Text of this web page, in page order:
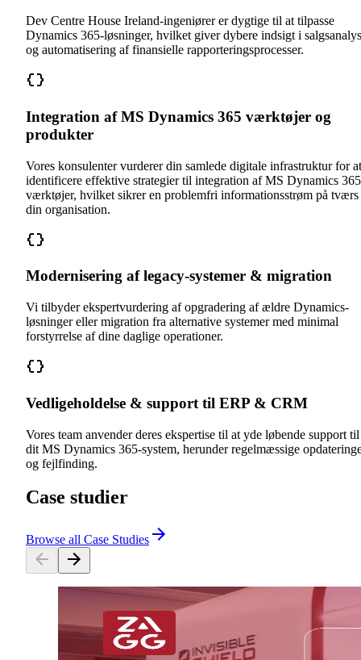
Dev Centre House Ireland-ingeniører er dygtige til at tilpasse
Dynamics 365-løsninger, hvilket giver dybere indsigt i
og automatisering af finansielle rapporteringsprocesser.
Integration af MS Dynamics 365 værktøjer og
produkter
Vores konsulenter vurderer din samlede digitale infrastruktur for at
identificere effektive strategier til integration af MS Dynamics
værktøjer, hvilket sikrer en problemfri informationsstrøm på tværs
din organisation.
Modernisering af legacy-systemer & migration
Vi tilbyder ekspertvurdering af opgradering af ældre Dynamics-
løsninger eller migration fra alternative systemer med minimal
forstyrrelse af dine daglige operationer.
Vedligeholdelse & support til ERP & CRM
Vores team anvender deres ekspertise til at yde løbende support til
dit MS Dynamics 365-system, herunder regelmæssige
og fejlfinding.
Case studier
Browse all Case Studies